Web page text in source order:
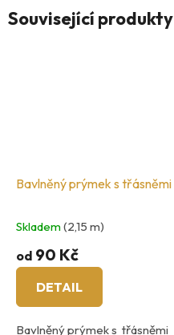
Související produkty
Bavlněný prýmek s třásněmi
Skladem(2,15 m)
od 90 Kč
DETAIL
Bavlněný prýmek s třásněmi